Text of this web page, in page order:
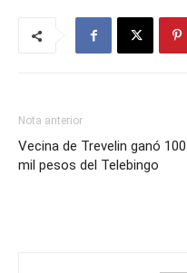
Nota anterior
Vecina de Trevelin ganó 100
mil pesos del Telebingo